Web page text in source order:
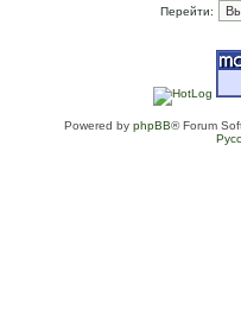
Перейти:
Powered by phpBB® Forum